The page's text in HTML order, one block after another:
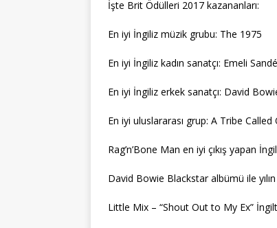
İşte Brit Ödülleri 2017 kazananları:
En iyi İngiliz müzik grubu: The 1975
En iyi İngiliz kadın sanatçı: Emeli Sandé
En iyi İngiliz erkek sanatçı: David
En iyi uluslararası grup: A Tribe Called
Rag’n’Bone Man en iyi çıkış yapan
David Bowie Blackstar albümü ile
Little Mix – “Shout Out to My Ex”